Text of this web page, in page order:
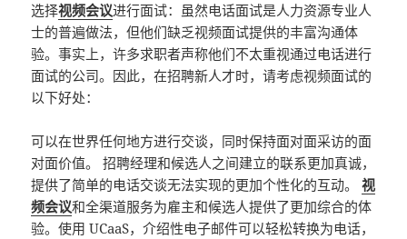
选择视频会议进行面试：虽然电话面试是人力资源专业人
士的普遍做法，但他们缺乏视频面试提供的丰富沟通体
验。事实上，许多求职者声称他们不太重视通过电话进行
面试的公司。因此，在招聘新人才时，请考虑视频面试的
以下好处：
可以在世界任何地方进行交谈，同时保持面对面采访的面
对面价值。 招聘经理和候选人之间建立的联系更加真诚，
提供了简单的电话交谈无法实现的更加个性化的互动。视
频会议和全渠道服务为雇主和候选人提供了更加综合的体
验。使用 UCaaS，介绍性电子邮件可以轻松转换为电话，